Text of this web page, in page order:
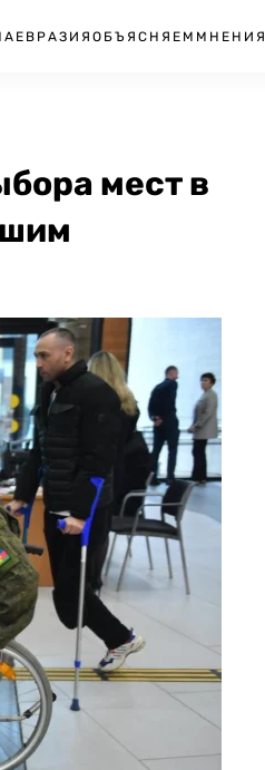
ЕВРАЗИЯ ОБЪЯСНЯЕМ МНЕНИЯ
мест в